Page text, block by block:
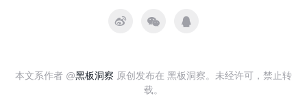
本文系作者 @黑板洞察 原创发布在 黑板洞察。未经许可，禁止转
载。